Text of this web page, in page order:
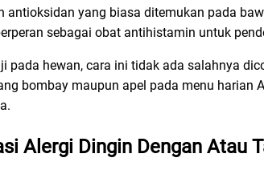
antioksidan yang biasa ditemukan pada
sebagai obat antihistamin untuk
pada hewan, cara ini tidak ada salahnya
bombay maupun apel pada menu harian
Alergi Dingin Dengan Atau